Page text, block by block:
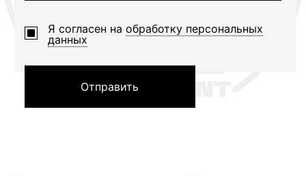
Я согласен на обработку персональных
данных
Отправить